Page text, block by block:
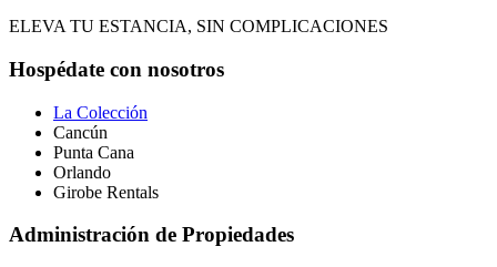
ELEVA TU ESTANCIA, SIN COMPLICACIONES
Hospédate con nosotros
La Colección
Cancún
Punta Cana
Orlando
Girobe Rentals
Administración de Propiedades